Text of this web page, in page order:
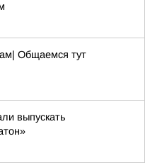
Общаемся тут
выпускать